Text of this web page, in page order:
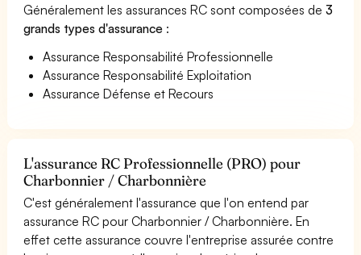
Généralement les assurances RC sont composées de3
grands types d'assurance :
Assurance Responsabilité Professionnelle
Assurance Responsabilité Exploitation
Assurance Défense et Recours
L'assurance RC Professionnelle (PRO) pour
Charbonnier / Charbonnière
C'est généralement l'assurance que l'on entend par
assurance RC pour Charbonnier / Charbonnière. En
effet cette assurance couvre l'entreprise assurée contre